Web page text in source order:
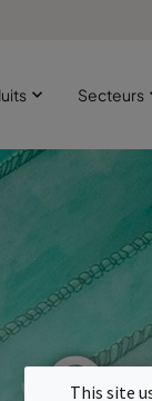
Secteurs
This site